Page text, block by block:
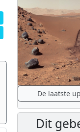
De laatste
Dit